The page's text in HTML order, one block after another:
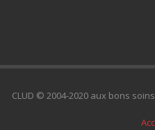
CLUD © 2004-2020 aux bons